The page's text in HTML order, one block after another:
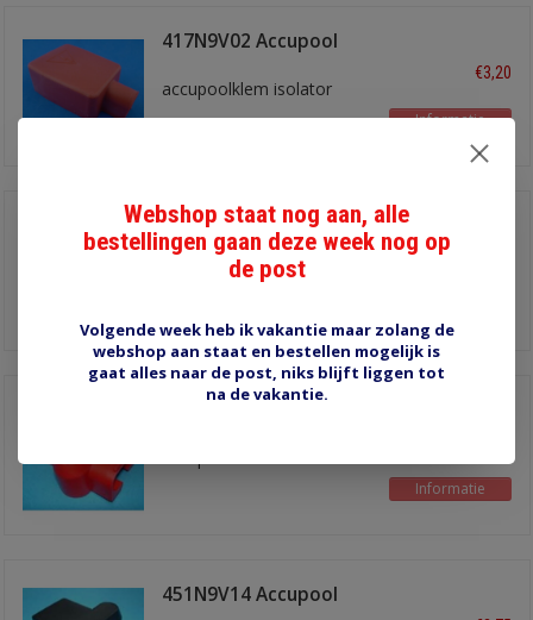
417N9V02 Accupool
accupoolklem isolator
€3,20
Informatie
417N9V14 Accupool
isol. Zwart
accupoolklem isolator
Informatie
451N9V14 Accupool
Webshop staat nog aan, alle
bestellingen gaan deze week nog op
de post
Volgende week heb ik vakantie maar zolang de
webshop aan staat en bestellen mogelijk is
gaat alles naar de post, niks blijft liggen tot
na de vakantie.